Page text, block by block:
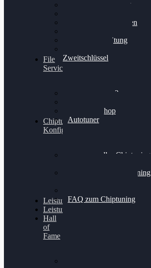
Getriebeoptimierung
Bremsscheiben planen
Felgenaufbereitung
Zweitschlüssel
File
Service
Alientech Kess3
Alientech Shop
Autotuner
Chiptuning
Konfigurator
Professionelles Chiptuning
Professionelles Chiptuning
FAQ zum Chiptuning
Leistungsmessung
Leistungsprüfstand
Hall
of
Fame